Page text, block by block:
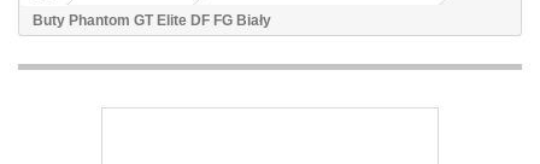
Buty Phantom GT Elite DF FG Biały